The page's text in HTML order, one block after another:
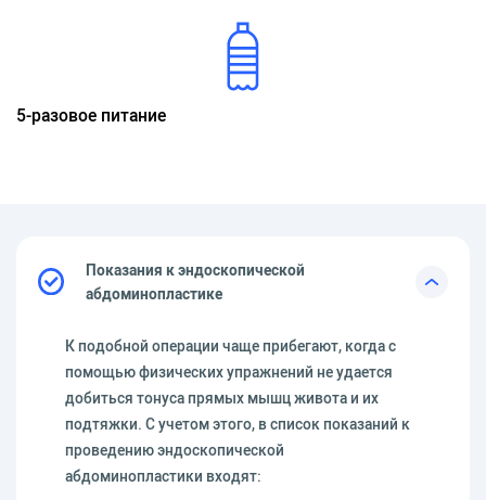
5-разовое питание
Показания к эндоскопической
абдоминопластике
К подобной операции чаще прибегают, когда с
помощью физических упражнений не удается
добиться тонуса прямых мышц живота и их
подтяжки. С учетом этого, в список показаний к
проведению эндоскопической
абдоминопластики входят: